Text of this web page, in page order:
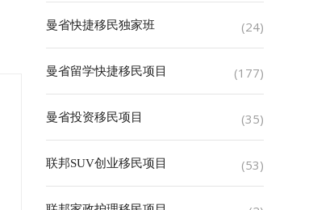
曼省快捷移民独家班 (24)
曼省留学快捷移民项目 (177)
曼省投资移民项目 (35)
联邦SUV创业移民项目 (53)